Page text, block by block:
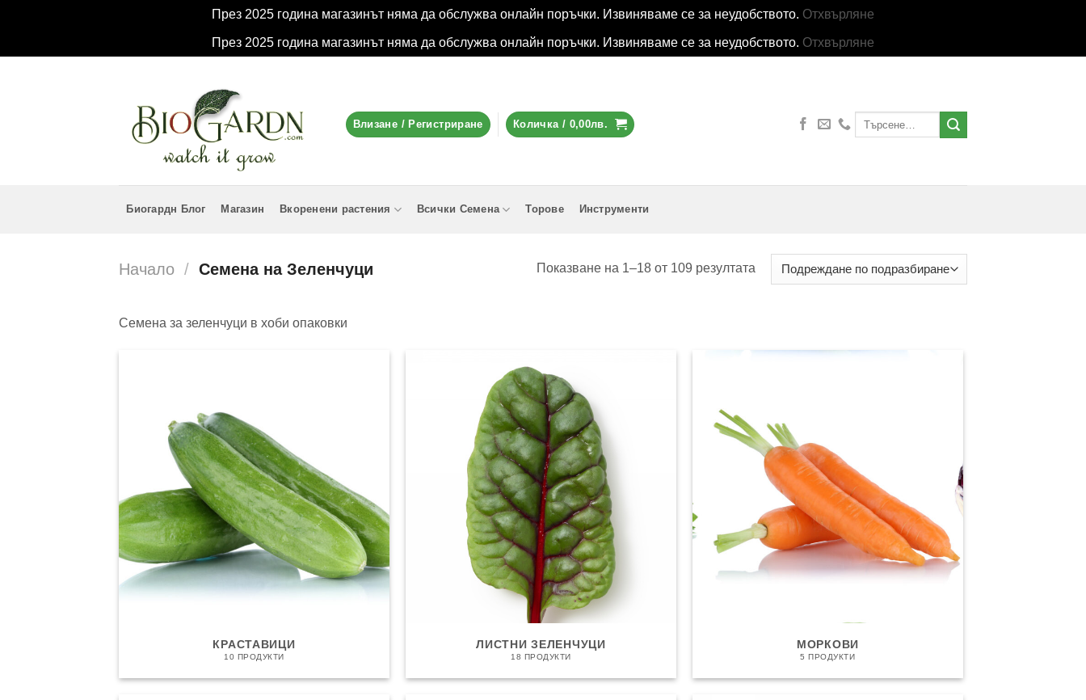
През 2025 година магазинът няма да обслужва онлайн поръчки. Извиняваме се за неудобството. Отхвърляне
През 2025 година магазинът няма да обслужва онлайн поръчки. Извиняваме се за неудобството. Отхвърляне
Влизане / Регистриране Количка / 0,00лв.
Биогардн Блог Магазин Вкоренени растения Всички Семена Торове Инструменти
Начало / Семена на Зеленчуци Показване на 1–18 от 109 резултата
Семена за зеленчуци в хоби опаковки
КРАСТАВИЦИ
10 ПРОДУКТИ
ЛИСТНИ ЗЕЛЕНЧУЦИ
18 ПРОДУКТИ
МОРКОВИ
5 ПРОДУКТИ